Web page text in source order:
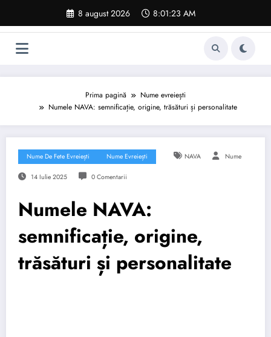
conținut
8 august 2026 8:01:24 AM
Prima pagină
Nume evreiești
Numele NAVA: semnificație, origine, trăsături și personalitate
Nume De Fete Evreiești Nume Evreiești NAVA Nume
14 Iulie 2025 0 Comentarii
Numele NAVA:
semnificație, origine,
trăsături și personalitate